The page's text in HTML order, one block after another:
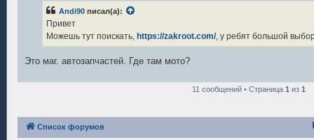
Andi90 писал(а):
Привет
Можешь тут поискать, https://zakroot.com/, у ребят большой
Это маг. автозапчастей. Где там мото?
11 сообщений • Страница 1 из 1
Список форумов